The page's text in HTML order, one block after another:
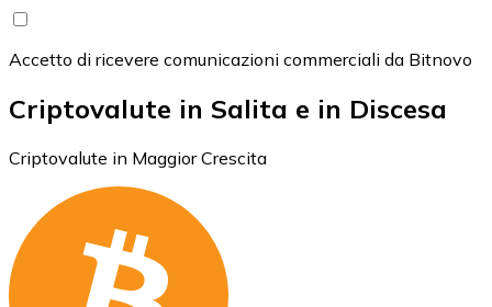
Accetto di ricevere comunicazioni commerciali da Bitnovo
Criptovalute in Salita e in Discesa
Criptovalute in Maggior Crescita